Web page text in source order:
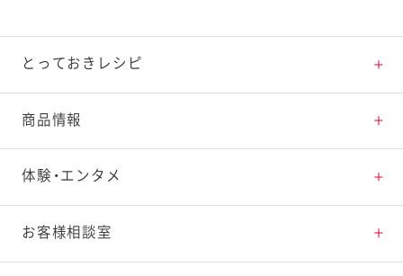
とっておきレシピ
とっておきレシピトップ
素材の知識
料理の基本
商品情報
商品情報トップ
新商品・リニューアル品一覧
体験・エンタメ
体験・エンタメトップ
お客様相談室